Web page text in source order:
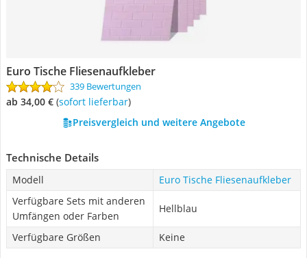
Euro Tische Fliesenaufkleber
339 Bewertungen
ab 34,00 € ( Sofort lieferbar)
Preisvergleich und weitere Angebote
Technische Details
Modell
Euro Tische Fliesenaufkleber
Verfügbare Sets mit anderen
Umfängen oder Farben
Hellblau
Verfügbare Größen Keine